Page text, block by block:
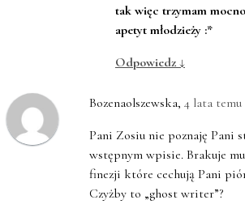
tak więc trzymam
apetyt młodzieży :*
Odpowiedz ↓
Bozenaolszewska, 4 lata temu
Pani Zosiu nie poznaję Pani
wstępnym wpisie. Brakuje
finezji które cechują Pani
Czyżby to „ghost writer”?